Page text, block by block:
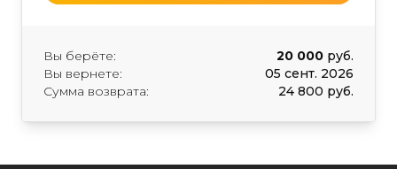
Вы берёте: 20 000 руб.
Вы вернете:
05 сент. 2026
Сумма возврата:
24 800 руб.